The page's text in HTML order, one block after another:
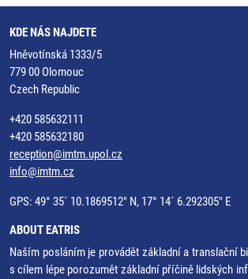
KDE NÁS NAJDETE
Hněvotínská 1333/5
779 00 Olomouc
Czech Republic
+420 585632111
+420 585632180
reception@imtm.upol.cz
info@imtm.cz
GPS: 49° 35´ 10.1869512" N, 17° 14´ 6.292305" E
ABOUT EATRIS
Naším posláním je provádět základní a translační
s cílem lépe porozumět základní příčině lidských